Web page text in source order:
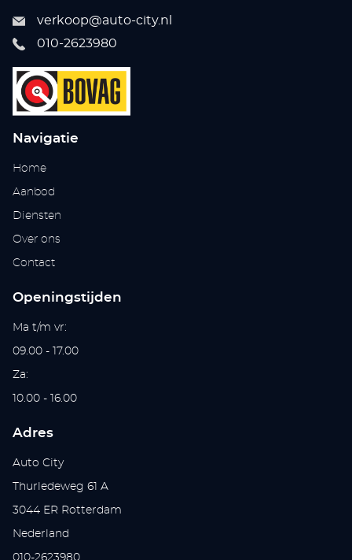
verkoop@auto-city.nl
010-2623980
Navigatie
Home
Aanbod
Diensten
Over ons
Contact
Openingstijden
Ma t/m vr:
09.00 - 17.00
Za:
10.00 - 16.00
Adres
Auto City
Thurledeweg 61 A
3044 ER Rotterdam
Nederland